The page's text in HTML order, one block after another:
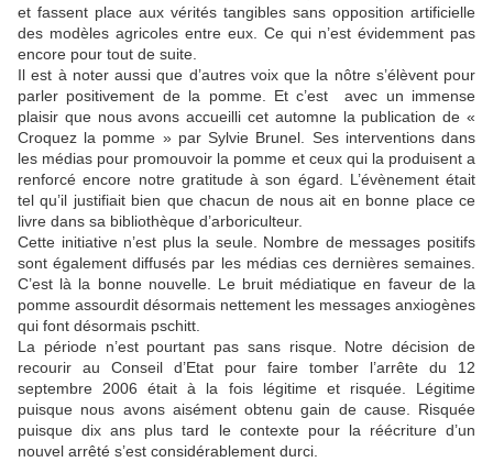
et fassent place aux vérités tangibles sans opposition artificielle
des modèles agricoles entre eux. Ce qui n’est évidemment pas
encore pour tout de suite.
Il est à noter aussi que d’autres voix que la nôtre s’élèvent pour
parler positivement de la pomme. Et c’est avec un immense
plaisir que nous avons accueilli cet automne la publication de «
Croquez la pomme » par Sylvie Brunel. Ses interventions dans
les médias pour promouvoir la pomme et ceux qui la produisent a
renforcé encore notre gratitude à son égard. L’évènement était
tel qu’il justifiait bien que chacun de nous ait en bonne place ce
livre dans sa bibliothèque d’arboriculteur.
Cette initiative n’est plus la seule. Nombre de messages positifs
sont également diffusés par les médias ces dernières semaines.
C’est là la bonne nouvelle. Le bruit médiatique en faveur de la
pomme assourdit désormais nettement les messages anxiogènes
qui font désormais pschitt.
La période n’est pourtant pas sans risque. Notre décision de
recourir au Conseil d’Etat pour faire tomber l’arrête du 12
septembre 2006 était à la fois légitime et risquée. Légitime
puisque nous avons aisément obtenu gain de cause. Risquée
puisque dix ans plus tard le contexte pour la réécriture d’un
nouvel arrêté s’est considérablement durci.